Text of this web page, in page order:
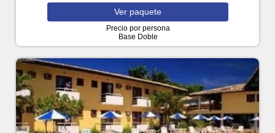
Ver paquete
Precio por persona
Base Doble